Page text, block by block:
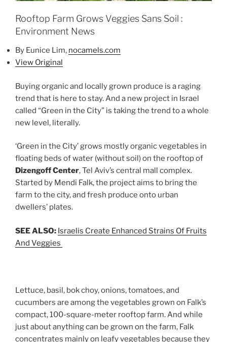
Rooftop Farm Grows Veggies Sans Soil :
Environment News
By Eunice Lim, nocamels.com
View Original
Buying organic and locally grown produce is a raging
trend that is here to stay. And a new project in Israel
called “Green in the City” is taking the trend to a whole
new level, literally.
‘Green in the City’ grows mostly organic vegetables in
floating beds of water (without soil) on the rooftop of
Dizengoff Center, Tel Aviv’s central mall complex.
Started by Mendi Falk, the project aims to bring the
farm to the city, and fresh produce onto urban
dwellers’ plates.
SEE ALSO: Israelis Create Enhanced Strains Of Fruits
And Veggies
Lettuce, basil, bok choy, onions, tomatoes, and
cucumbers are among the vegetables grown on Falk’s
compact, 100-square-meter rooftop farm. And while
just about anything can be grown on the farm, Falk
concentrates mainly on leafy vegetables because they